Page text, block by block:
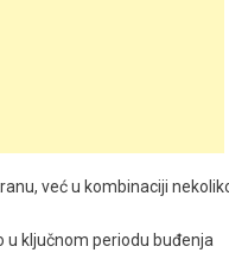
već u kombinaciji
u ključnom periodu buđenja